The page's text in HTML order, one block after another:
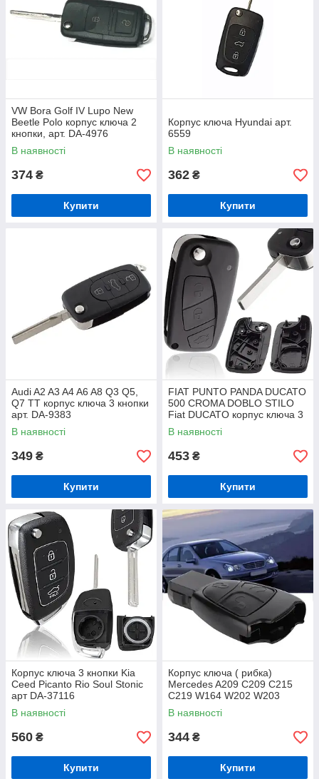
VW Bora Golf IV Lupo New
Beetle Polo корпус ключа 2
кнопки, арт. DA-4976
В наявності
374 ₴
Купити
Корпус ключа Hyundai арт.
6559
В наявності
362 ₴
Купити
Audi A2 A3 A4 A6 A8 Q3 Q5,
Q7 TT корпус ключа 3 кнопки
арт. DA-9383
В наявності
349 ₴
Купити
FIAT PUNTO PANDA DUCATO
500 CROMA DOBLO STILO
Fiat DUCATO корпус ключа 3
кнопки, 00144 арт. DA-35501
В наявності
453 ₴
Купити
Корпус ключа 3 кнопки Kia
Ceed Picanto Rio Soul Stonic
арт DA-37116
В наявності
560 ₴
Купити
Корпус ключа ( рибка)
Mercedes A209 C209 C215
C219 W164 W202 W203
W204 W210 W211 W212
W220 W221 W251 Sprinter
В наявності
344 ₴
Купити